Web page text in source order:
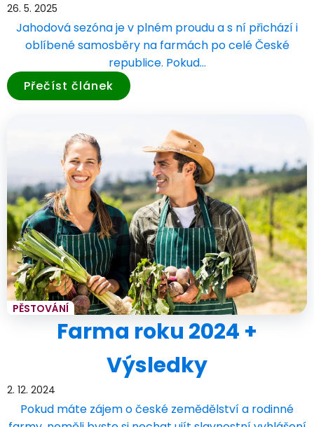
26. 5. 2025
Jahodová sezóna je v plném proudu a s ní přichází i
oblíbené samosběry na farmách po celé České
republice. Pokud…
Přečíst článek
PĚSTOVÁNÍ
Farma roku 2024 +
Výsledky
2. 12. 2024
Pokud máte zájem o české zemědělství a rodinné